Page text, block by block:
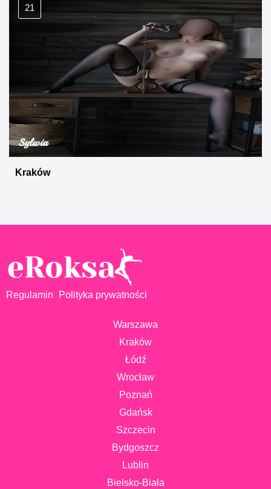
21
Sylwia
Kraków
Regulamin Polityka prywatności
Warszawa
Kraków
Łódź
Wrocław
Poznań
Gdańsk
Szczecin
Bydgoszcz
Lublin
Bielsko-Biała